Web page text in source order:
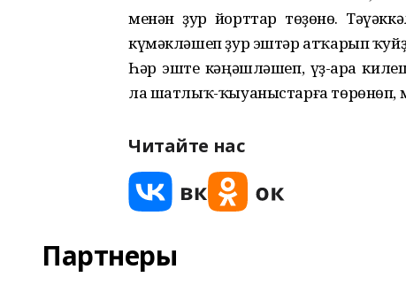
менән ҙур йорттар төҙөнө.
күмәкләшеп ҙур эштәр атҡарып
Һәр эште кәңәшләшеп, үҙ-ара
ла шатлыҡ-ҡыуаныстарға төрөнөп,
Читайте нас
Партнеры